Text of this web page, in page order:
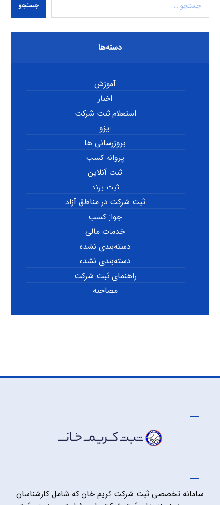
جستجو
دسته‌ها
آموزش
اخبار
استعلام ثبت شرکت
ایزو
بروزرسانی ها
پروانه کسب
ثبت آنلاین
ثبت برند
ثبت شرکت در مناطق آزاد
جواز کسب
خدمات مالی
دسته‌بندی نشده
دسته‌بندی نشده
راهنمای ثبت شرکت
مصاحبه
سامانه تخصصی ثبت شرکت کریم خان که شامل کارشناسان